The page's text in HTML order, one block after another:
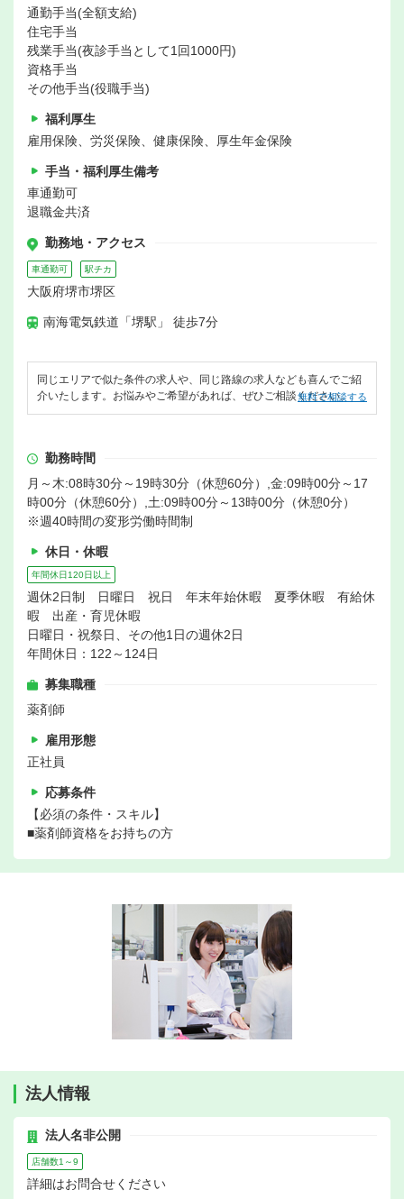
通勤手当(全額支給)
住宅手当
残業手当(夜診手当として1回1000円)
資格手当
その他手当(役職手当)
福利厚生
雇用保険、労災保険、健康保険、厚生年金保険
手当・福利厚生備考
車通勤可
退職金共済
勤務地・アクセス
車通勤可 駅チカ
大阪府堺市堺区
南海電気鉄道「堺駅」 徒歩7分
同じエリアで似た条件の求人や、同じ路線の求人なども喜んでご紹
介いたします。お悩みやご希望があれば、ぜひご相談ください。
無料で相談する
勤務時間
月～木:08時30分～19時30分（休憩60分）,金:09時00分～17
時00分（休憩60分）,土:09時00分～13時00分（休憩0分）
※週40時間の変形労働時間制
休日・休暇
年間休日120日以上
週休2日制 日曜日 祝日 年末年始休暇 夏季休暇 有給休
暇 出産・育児休暇
日曜日・祝祭日、その他1日の週休2日
年間休日：122～124日
募集職種
薬剤師
雇用形態
正社員
応募条件
【必須の条件・スキル】
■薬剤師資格をお持ちの方
法人情報
法人名非公開
店舗数1～9
詳細はお問合せください